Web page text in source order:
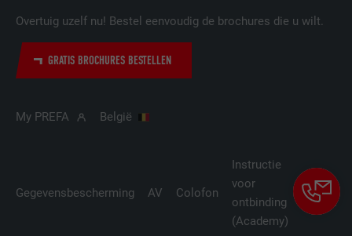
Overtuig uzelf nu! Bestel eenvoudig de brochures die u wilt.
GRATIS BROCHURES BESTELLEN
My PREFA België
Gegevensbescherming AV Colofon
Instructie
voor
ontbinding
(Academy)
Cookie-
NAAM lissc
Wordt gebruikt om ervoor te zorgen dat
het juiste SameSite-attribuut voor alle
cookies in deze browser aanwezig is